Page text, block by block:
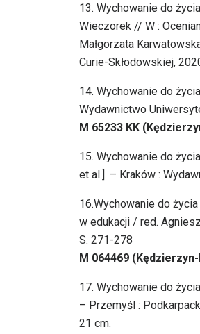
13. Wychowanie do
Wieczorek // W :
Małgorzata
Curie-Skłodowskiej,
14. Wychowanie do
Wydawnictwo
M 65233 KK
15. Wychowanie do
et al.]. – Kraków :
16.Wychowanie do
w edukacji / red.
S. 271-278
M 064469
17. Wychowanie do
– Przemyśl :
21 cm.